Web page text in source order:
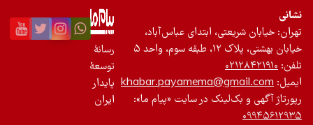
خیابان شریعتی، ابتدای عباس‌آباد،
بهشتی، پلاک ۱۲، طبقه سوم، واحد ۵
۰۲۱۲۸۴۲۱۹۱۰
khabar.payamema@gmail.com
آگهی و بک‌لینک در سایت «پیام ما»:
رسانۀ
توسعۀ
پایدار
ایران